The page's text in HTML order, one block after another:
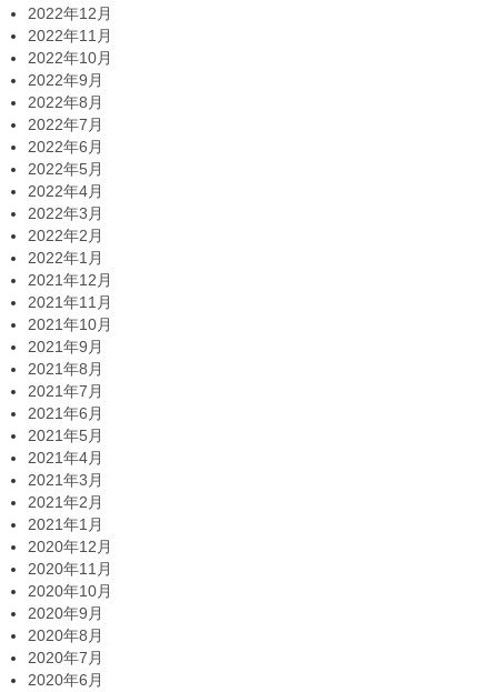
2022年12月
2022年11月
2022年10月
2022年9月
2022年8月
2022年7月
2022年6月
2022年5月
2022年4月
2022年3月
2022年2月
2022年1月
2021年12月
2021年11月
2021年10月
2021年9月
2021年8月
2021年7月
2021年6月
2021年5月
2021年4月
2021年3月
2021年2月
2021年1月
2020年12月
2020年11月
2020年10月
2020年9月
2020年8月
2020年7月
2020年6月